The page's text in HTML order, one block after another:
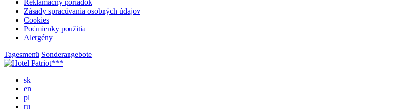
Reklamačný poriadok
Zásady spracúvania osobných údajov
Cookies
Podmienky použitia
Alergény
Tagesmenü Sonderangebote
sk
en
pl
ru